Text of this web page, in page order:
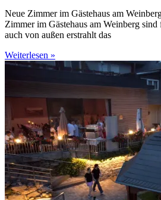
Neue Zimmer im Gästehaus am
Zimmer im Gästehaus am Weinberg
auch von außen erstrahlt das
Weiterlesen »